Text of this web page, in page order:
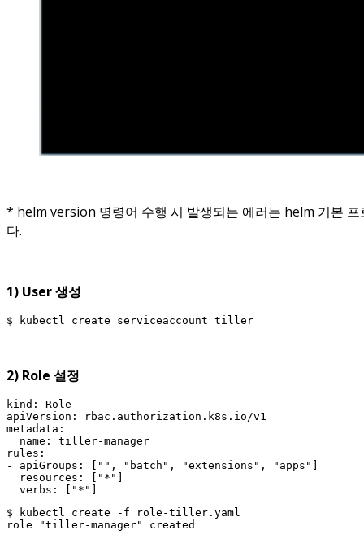
* helm version 명령어 수행 시 발생되는 에러는 helm 기본
다.
1) User 생성
$ kubectl create serviceaccount tiller
2) Role 설정
kind: Role
apiVersion: rbac.authorization.k8s.io/v1
metadata:
  name: tiller-manager
rules:
- apiGroups: ["", "batch", "extensions", "apps"]
  resources: ["*"]
  verbs: ["*"]
$ kubectl create -f role-tiller.yaml
role "tiller-manager" created